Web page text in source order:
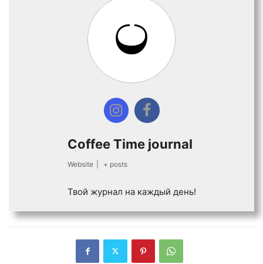
Coffee Time journal
Website + posts
Твой журнал на каждый день!